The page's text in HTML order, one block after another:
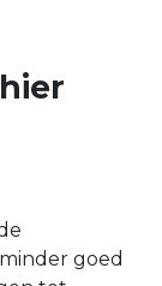
goed